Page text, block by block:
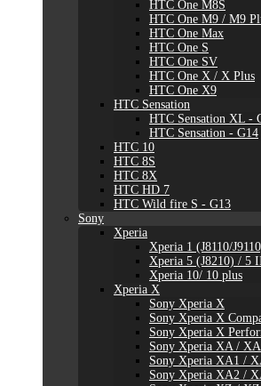
HTC One M8S
HTC One M9 / M9
HTC One Max
HTC One S
HTC One SV
HTC One X / X Plus
HTC One X9
HTC Sensation
HTC Sensation XL -
HTC Sensation - G14
HTC 10
HTC 8S
HTC 8X
HTC HD 7
HTC Wild fire S - G13
Sony
Xperia
Xperia 1 (J8110/
Xperia 5 (J8210) / 5
Xperia 10/ 10 plus
Xperia X
Sony Xperia X
Sony Xperia X
Sony Xperia X
Sony Xperia XA /
Sony Xperia XA1 /
Sony Xperia XA2 /